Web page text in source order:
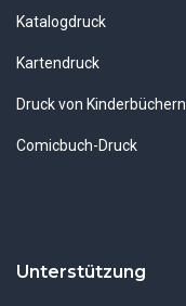
Katalogdruck
Kartendruck
Druck von Kinderbüchern
Comicbuch-Druck
Unterstützung